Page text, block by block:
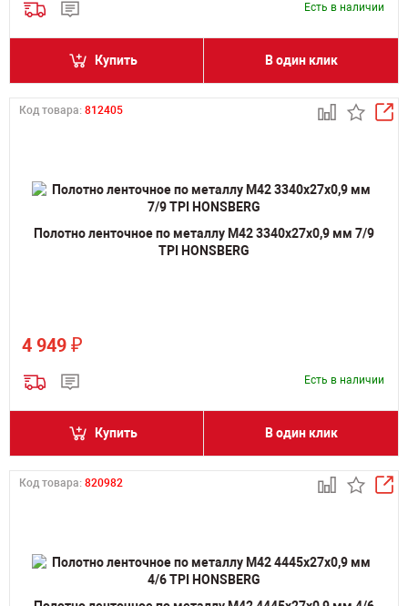
Есть в наличии
Купить В один клик
Код товара: 812405
Полотно ленточное по металлу M42 3340х27х0,9 мм 7/9
TPI HONSBERG
4 949 ₽
Есть в наличии
Купить В один клик
Код товара: 820982